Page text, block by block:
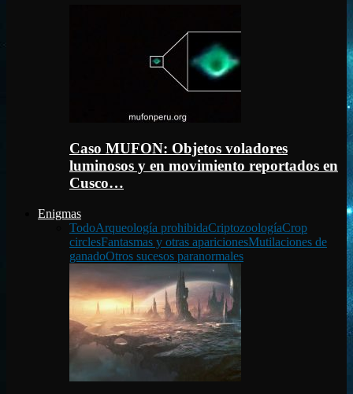
Caso MUFON: Objetos voladores
luminosos y en movimiento reportados en
Cusco…
Enigmas
TodoArqueología prohibidaCriptozoologíaCrop
circlesFantasmas y otras aparicionesMutilaciones de
ganadoOtros sucesos paranormales